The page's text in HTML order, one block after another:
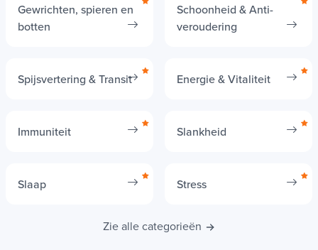
Gewrichten, spieren en
botten
Schoonheid & Anti-
veroudering
Spijsvertering & Transit Energie & Vitaliteit
Immuniteit Slankheid
Slaap Stress
Zie alle categorieën